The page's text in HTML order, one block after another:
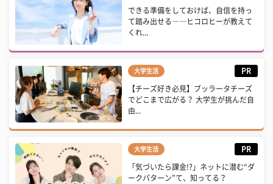
できる準備をしておけば、自信を持っ
て踏み出せる――ヒコロヒーが教えて
くれ...
大学生活 PR
【チーズ好き必見】ブッラータチーズ
でどこまで広がる？ 大学生が挑んだ自
由...
大学生活 PR
「気づいたら課金!?」ネットに潜む“ダ
ークパターン”て、知ってる？